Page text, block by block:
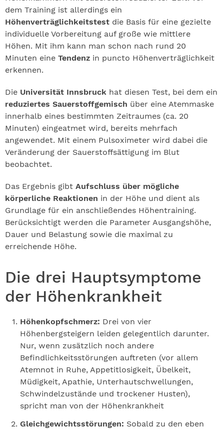
dem Training ist allerdings ein
Höhenverträglichkeitstest die Basis für eine gezielte
individuelle Vorbereitung auf große wie mittlere
Höhen. Mit ihm kann man schon nach rund 20
Minuten eine Tendenz in puncto Höhenverträglichkeit
erkennen.
Die Universität Innsbruck hat diesen Test, bei dem ein
reduziertes Sauerstoffgemisch über eine Atemmaske
innerhalb eines bestimmten Zeitraumes (ca. 20
Minuten) eingeatmet wird, bereits mehrfach
angewendet. Mit einem Puls­oximeter wird dabei die
Veränderung der Sauerstoffsättigung im Blut
beobachtet.
Das Ergebnis gibt Aufschluss über mögliche
körperliche Reaktionen in der Höhe und dient als
Grundlage für ein anschließendes Höhentraining.
Berücksichtigt werden die Parameter Ausgangshöhe,
Dauer und Belastung sowie die maximal zu
erreichende Höhe.
Die drei Hauptsymptome
der Höhenkrankheit
Höhenkopfschmerz: Drei von vier
Höhenbergsteigern leiden gelegentlich darunter.
Nur, wenn zusätzlich noch andere
Befindlichkeitsstörungen auftreten (vor allem
Atemnot in Ruhe, Appetitlosigkeit, Übelkeit,
Müdigkeit, Apathie, Unterhautschwellungen,
Schwindelzustände und trockener Husten),
spricht man von der Höhenkrankheit
Gleichgewichtsstörungen: Sobald zu den eben